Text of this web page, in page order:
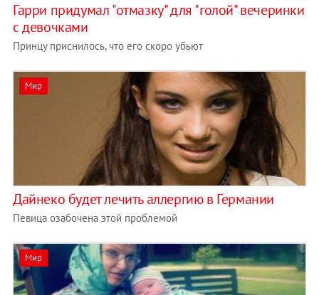
Гарри придумал "отмазку" для "голой" вечеринки
с девочками
Принцу приснилось, что его скоро убьют
Мир
Дайнеко будет лечить аллергию в Германии
Певица озабочена этой проблемой
Мир